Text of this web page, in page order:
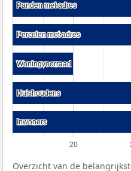
20
Panden met adres
Panden met adres
Percelen met adres
Percelen met adres
Woningvoorraad
Woningvoorraad
Huishoudens
Huishoudens
Inwoners
Inwoners
Overzicht van de